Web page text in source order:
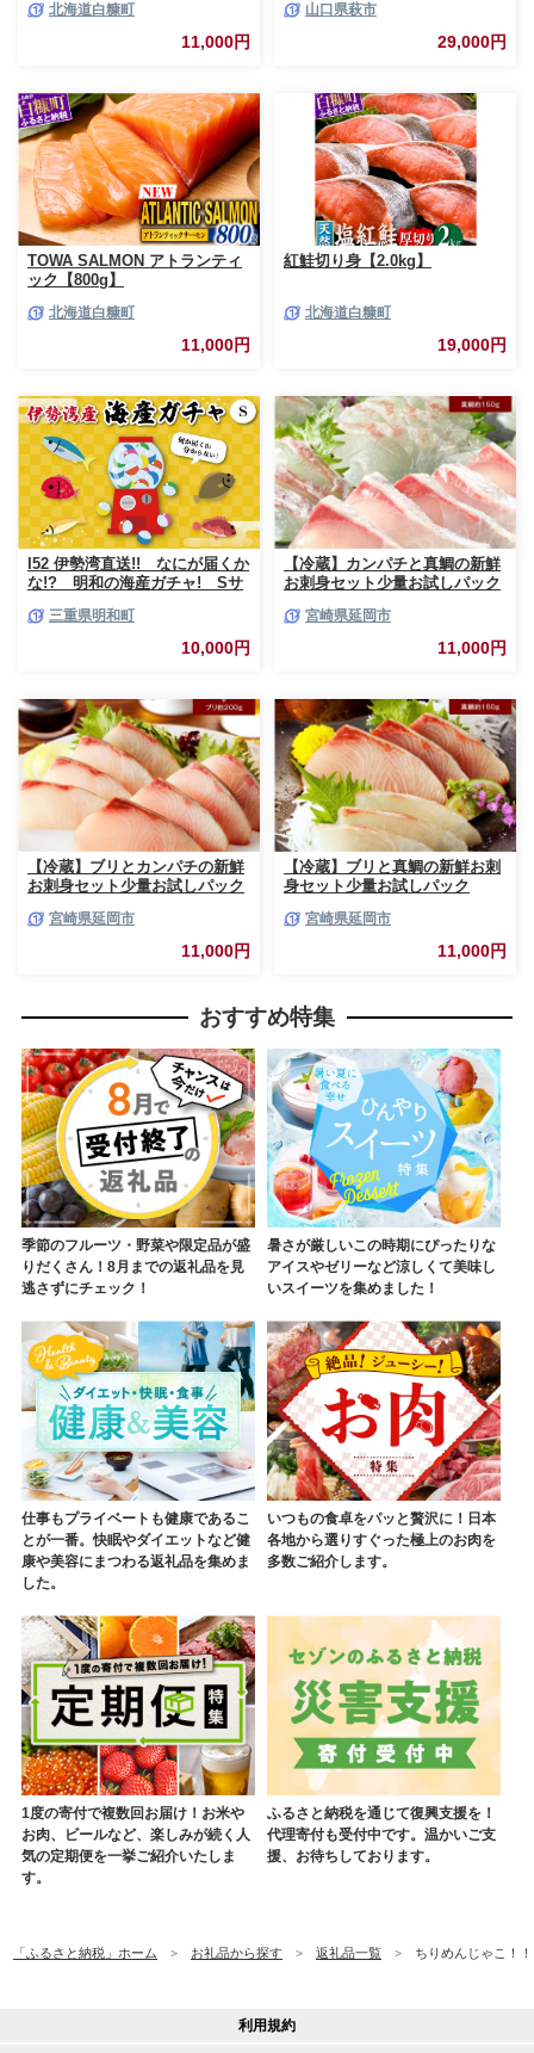
サーモン 鮭 魚 銀鮭 刺身 生食
用 さけ サケ ふるさと ランキン
グ 人気 魚介類 魚介 北海道 白
北海道白糠町
11,000円
山口県萩市
29,000円
TOWA SALMON アトランティ
ック【800g】
北海道白糠町
11,000円
紅鮭切り身【2.0kg】
北海道白糠町
19,000円
I52 伊勢湾直送!! なにが届くか
な!? 明和の海産ガチャ! Sサ
三重県明和町
10,000円
【冷蔵】カンパチと真鯛の新鮮
お刺身セット少量お試しパック
宮崎県延岡市
11,000円
【冷蔵】ブリとカンパチの新鮮
お刺身セット少量お試しパック
宮崎県延岡市
11,000円
【冷蔵】ブリと真鯛の新鮮お刺
身セット少量お試しパック
宮崎県延岡市
11,000円
おすすめ特集
季節のフルーツ・野菜や限定品が盛
りだくさん！8月までの返礼品を見
逃さずにチェック！
暑さが厳しいこの時期にぴったりな
アイスやゼリーなど涼しくて美味し
いスイーツを集めました！
仕事もプライベートも健康であるこ
とが一番。快眠やダイエットなど健
康や美容にまつわる返礼品を集めま
した。
いつもの食卓をパッと贅沢に！日本
各地から選りすぐった極上のお肉を
多数ご紹介します。
1度の寄付で複数回お届け！お米や
お肉、ビールなど、楽しみが続く人
気の定期便を一挙ご紹介いたしま
す。
ふるさと納税を通じて復興支援を！
代理寄付も受付中です。温かいご支
援、お待ちしております。
「ふるさと納税」ホーム お礼品から探す 返礼品一覧 ちりめんじゃこ！
利用規約